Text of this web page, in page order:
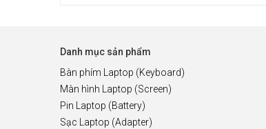
Danh mục sản phẩm
Bàn phím Laptop (Keyboard)
Màn hình Laptop (Screen)
Pin Laptop (Battery)
Sạc Laptop (Adapter)